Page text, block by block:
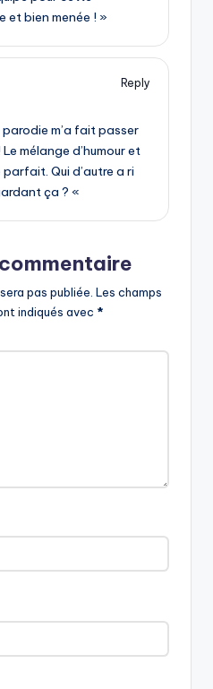
et bien menée ! »
Reply
m’a fait passer
mélange d’humour et
Qui d’autre a ri
ça ? «
pas publiée. Les champs
indiqués avec *